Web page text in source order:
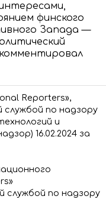
финского
Запада —
Reporters»,
по надзору
и
16.02.2024 за
службой по надзору